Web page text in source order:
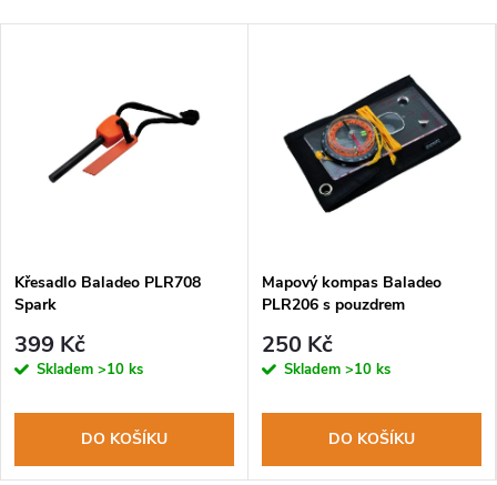
Křesadlo Baladeo PLR708
Spark
399 Kč
Skladem >10 ks
DO KOŠÍKU
Mapový kompas Baladeo
PLR206 s pouzdrem
250 Kč
Skladem >10 ks
DO KOŠÍKU